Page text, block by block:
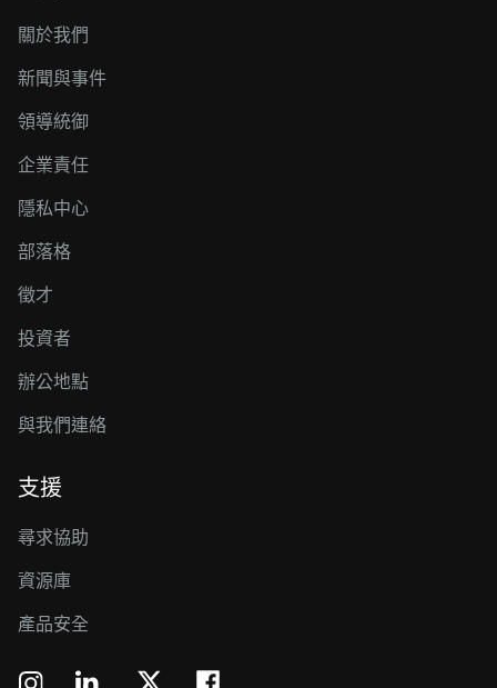
關於我們
新聞與事件
領導統御
企業責任
隱私中心
部落格
徵才
投資者
辦公地點
與我們連絡
支援
尋求協助
資源庫
產品安全